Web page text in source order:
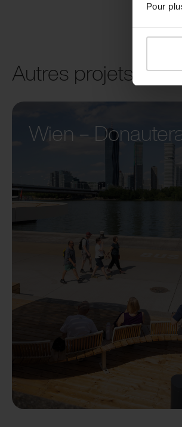
Pour
Autres projets
Wien –